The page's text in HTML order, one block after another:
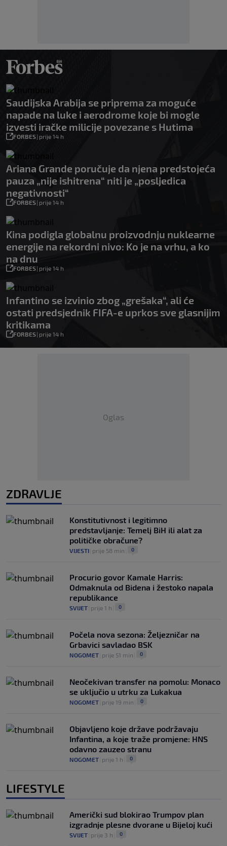
Saudijska Arabija se priprema za moguće
napade na luke i aerodrome koje bi mogle
izvesti iračke milicije povezane s Hutima
FORBES| prije 14 h
Ariana Grande poručuje da njena predstojeća
pauza „nije ishitrena“ niti je „posljedica
negativnosti“
FORBES| prije 14 h
Kina podigla globalnu proizvodnju nuklearne
energije na rekordni nivo: Ko je na vrhu, a ko
na dnu
FORBES| prije 14 h
Infantino se izvinio zbog „grešaka“, ali će
ostati predsjednik FIFA-e uprkos sve glasnijim
kritikama
FORBES| prije 14 h
Oglas
ZDRAVLJE
Konstitutivnost i legitimno
predstavljanje: Temelj BiH ili alat za
političke obračune?
VIJESTI prije 58 min 0
Procurio govor Kamale Harris:
Odmaknula od Bidena i žestoko napala
republikance
SVIJET prije 1 h 0
Počela nova sezona: Željezničar na
Grbavici savladao BSK
NOGOMET prije 51 min 0
Neočekivan transfer na pomolu: Monaco
se uključio u utrku za Lukakua
NOGOMET prije 19 min 0
Objavljeno koje države podržavaju
Infantina, a koje traže promjene: HNS
odavno zauzeo stranu
NOGOMET prije 1 h 0
LIFESTYLE
Američki sud blokirao Trumpov plan
izgradnje plesne dvorane u Bijeloj kući
SVIJET prije 3 h 0